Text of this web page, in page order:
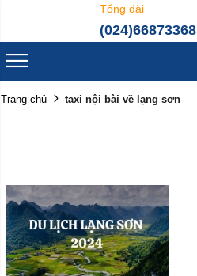
Tổng đài
(024)66873368
Trang chủ taxi nội bài về lạng sơn